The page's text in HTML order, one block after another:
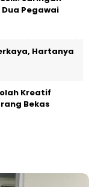
Pegawai
Hartanya
Kreatif
Bekas